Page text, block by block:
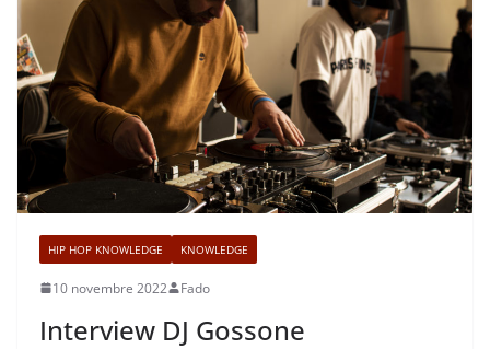
HIP HOP KNOWLEDGE KNOWLEDGE
10 novembre 2022 Fado
Interview DJ Gossone